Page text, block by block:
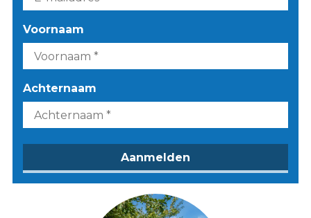
Voornaam
Achternaam